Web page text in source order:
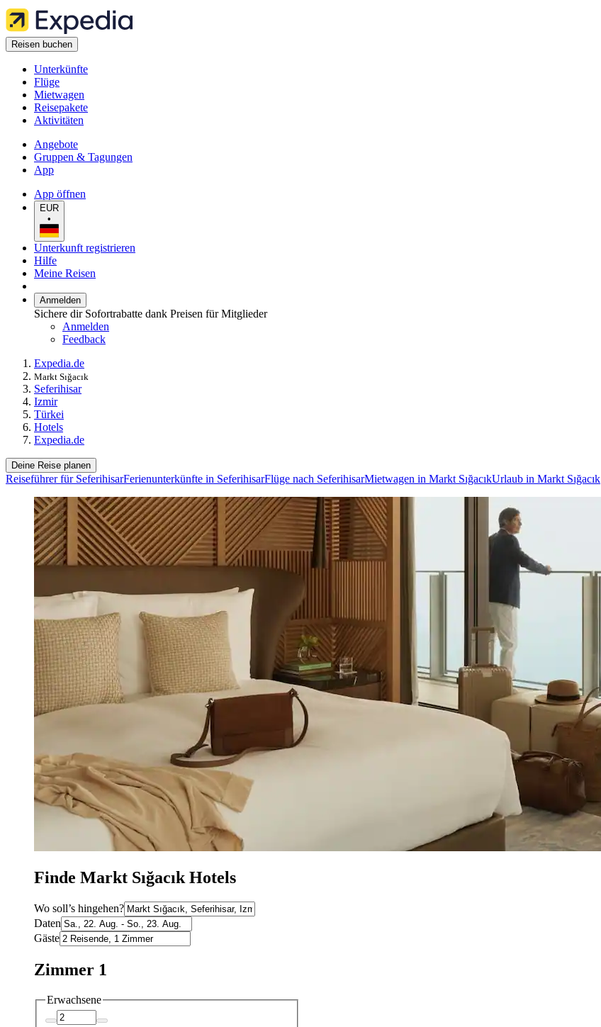
Reisen buchen
Unterkünfte
Flüge
Mietwagen
Reisepakete
Aktivitäten
Angebote
Gruppen & Tagungen
App
App öffnen
EUR
•
Unterkunft registrieren
Hilfe
Meine Reisen
Anmelden
Sichere dir Sofortrabatte dank Preisen für Mitglieder
Anmelden
Feedback
Expedia.de
Markt Sığacık
Seferihisar
Izmir
Türkei
Hotels
Expedia.de
Deine Reise planen
Reiseführer für SeferihisarFerienunterkünfte in SeferihisarFlüge nach SeferihisarMietwagen in Markt SığacıkUrlaub in Markt Sığacık
Finde Markt Sığacık Hotels
Wo soll’s hingehen?
Daten
Gäste
Zimmer 1
Erwachsene